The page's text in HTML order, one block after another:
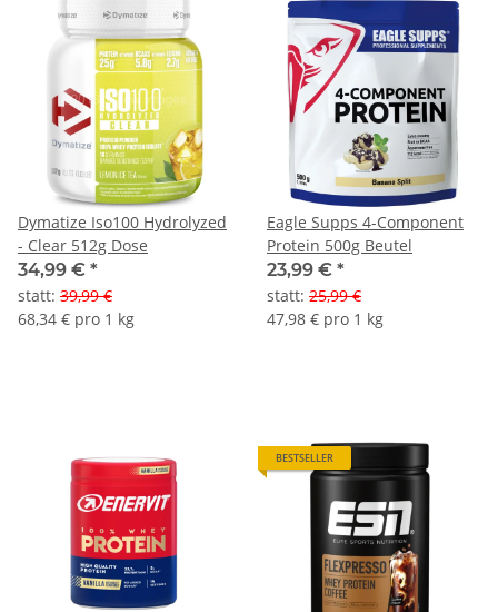
Dymatize Iso100 Hydrolyzed
- Clear 512g Dose
34,99 € *
statt: 39,99 €
68,34 € pro 1 kg
Eagle Supps 4-Component
Protein 500g Beutel
23,99 € *
statt: 25,99 €
47,98 € pro 1 kg
BESTSELLER